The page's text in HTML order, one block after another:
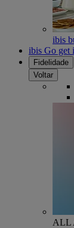
ibis
ibis Go get
Fidelidade
Voltar
ALL